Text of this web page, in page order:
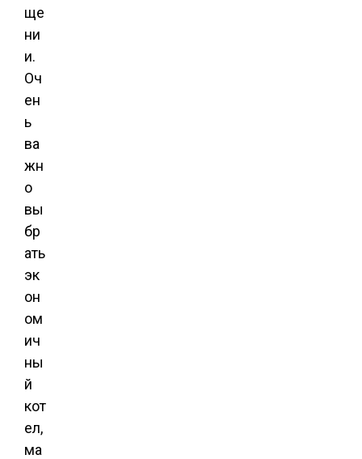
ще
ни
и.
Оч
ен
ь
ва
жн
о
вы
бр
ать
эк
он
ом
ич
ны
й
кот
ел,
ма